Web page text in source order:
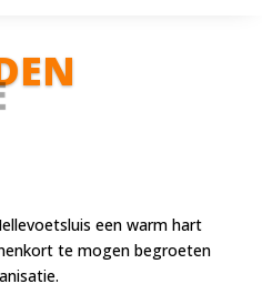
een warm hart
te mogen begroeten